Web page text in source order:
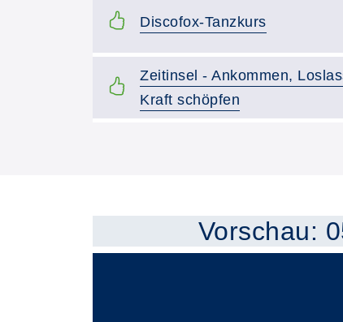
Kurstitel:
Discofox-Tanzkurs
Kurstitel:
Zeitinsel - Ankommen,
Kraft schöpfen
Vorschau: